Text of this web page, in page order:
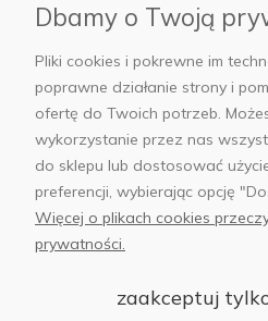
AB Foto
+48 797
Dbamy o Twoją
Pliki cookies i pokrewne im
poprawne działanie strony i
ofertę do Twoich potrzeb.
wykorzystanie przez nas
do sklepu lub dostosować
preferencji, wybierając opcję
Więcej o plikach cookies
prywatności.
zaakceptuj